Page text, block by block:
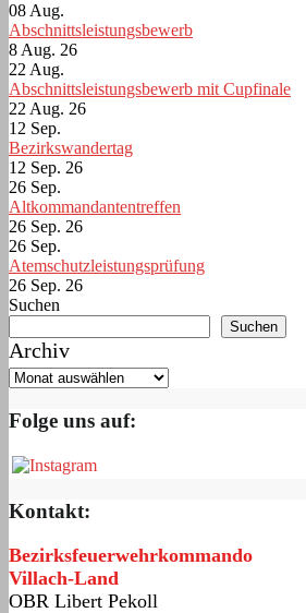
08 Aug.
Abschnittsleistungsbewerb
8 Aug. 26
22 Aug.
Abschnittsleistungsbewerb mit Cupfinale
22 Aug. 26
12 Sep.
Bezirkswandertag
12 Sep. 26
26 Sep.
Altkommandantentreffen
26 Sep. 26
26 Sep.
Atemschutzleistungsprüfung
26 Sep. 26
Suchen
Suchen
Archiv
Folge uns auf:
Kontakt:
Bezirksfeuerwehrkommando
Villach-Land
OBR Libert Pekoll